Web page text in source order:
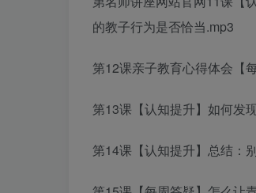
的教子行为是否恰当.mp3
第12课亲子教育心得体会
第13课【认知提升】如何发
第14课【认知提升】总结：